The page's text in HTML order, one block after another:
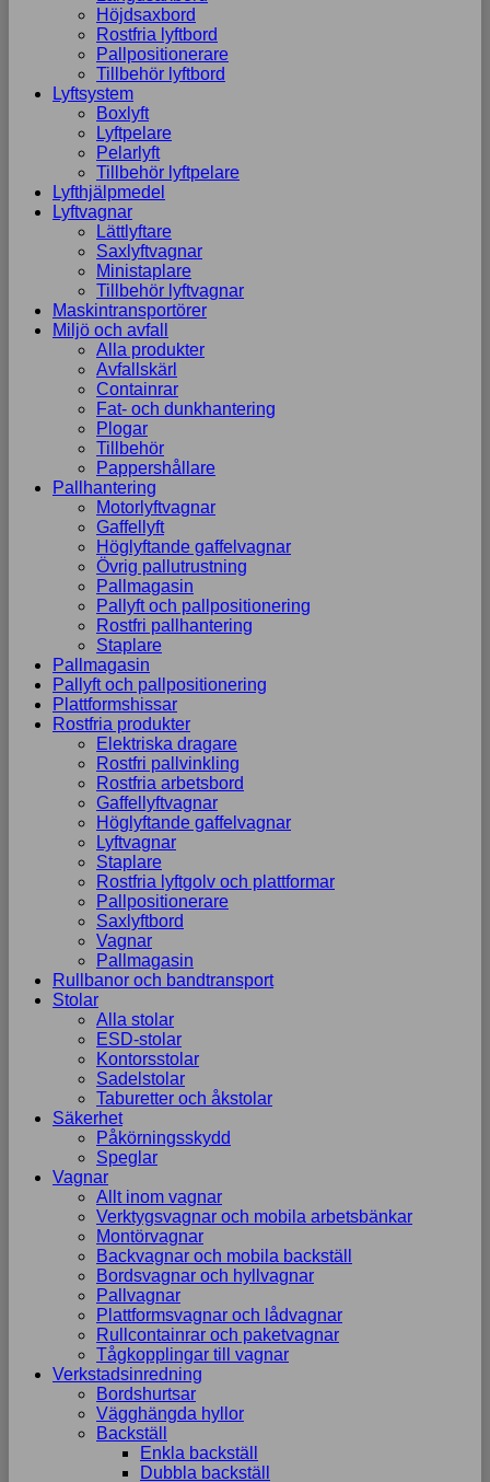
Höjdsaxbord
Rostfria lyftbord
Pallpositionerare
Tillbehör lyftbord
Lyftsystem
Boxlyft
Lyftpelare
Pelarlyft
Tillbehör lyftpelare
Lyfthjälpmedel
Lyftvagnar
Lättlyftare
Saxlyftvagnar
Ministaplare
Tillbehör lyftvagnar
Maskintransportörer
Miljö och avfall
Alla produkter
Avfallskärl
Containrar
Fat- och dunkhantering
Plogar
Tillbehör
Pappershållare
Pallhantering
Motorlyftvagnar
Gaffellyft
Höglyftande gaffelvagnar
Övrig pallutrustning
Pallmagasin
Pallyft och pallpositionering
Rostfri pallhantering
Staplare
Pallmagasin
Pallyft och pallpositionering
Plattformshissar
Rostfria produkter
Elektriska dragare
Rostfri pallvinkling
Rostfria arbetsbord
Gaffellyftvagnar
Höglyftande gaffelvagnar
Lyftvagnar
Staplare
Rostfria lyftgolv och plattformar
Pallpositionerare
Saxlyftbord
Vagnar
Pallmagasin
Rullbanor och bandtransport
Stolar
Alla stolar
ESD-stolar
Kontorsstolar
Sadelstolar
Taburetter och åkstolar
Säkerhet
Påkörningsskydd
Speglar
Vagnar
Allt inom vagnar
Verktygsvagnar och mobila arbetsbänkar
Montörvagnar
Backvagnar och mobila backställ
Bordsvagnar och hyllvagnar
Pallvagnar
Plattformsvagnar och lådvagnar
Rullcontainrar och paketvagnar
Tågkopplingar till vagnar
Verkstadsinredning
Bordshurtsar
Vägghängda hyllor
Backställ
Enkla backställ
Dubbla backställ